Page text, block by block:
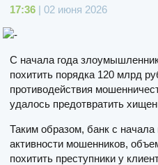
17:36 | 02 июня 2026
С начала года
похитить порядка 120 млрд
противодействия
удалось предотвратить
Таким образом, банк с
активности мошенников,
похитить преступники у